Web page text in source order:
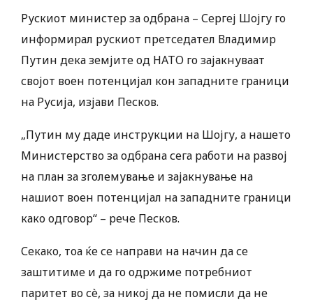
Рускиот министер за одбрана – Сергеј Шојгу го
информирал рускиот претседател Владимир
Путин дека земјите од НАТО го зајакнуваат
својот воен потенцијал кон западните граници
на Русија, изјави Песков.
„Путин му даде инструкции на Шојгу, а нашето
Министерство за одбрана сега работи на развој
на план за зголемување и зајакнување на
нашиот воен потенцијал на западните граници
како одговор“ – рече Песков.
Секако, тоа ќе се направи на начин да се
заштитиме и да го одржиме потребниот
паритет во сè, за никој да не помисли да не